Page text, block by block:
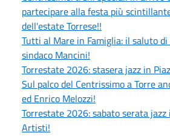
partecipare alla festa più
dell'estate Torrese!!
Tutti al Mare in Famiglia: il saluto
sindaco Mancini!
Torrestate 2026: stasera jazz in
Sul palco del Centrissimo a Torre
ed Enrico Melozzi!
Torrestate 2026: sabato serata
Artisti!